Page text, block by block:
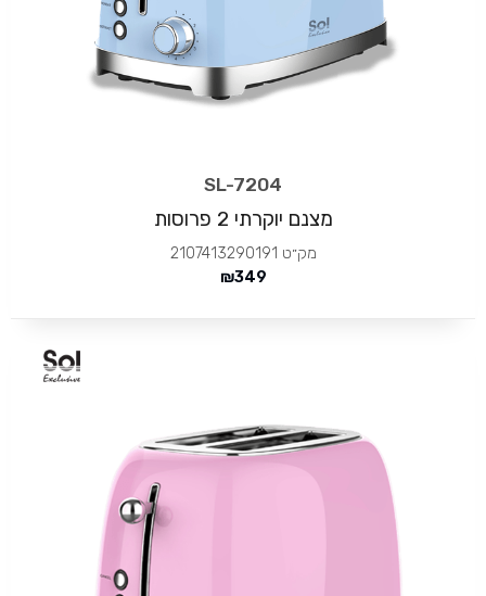
SL-7204
מצנם יוקרתי 2 פרוסות
מק״ט 2107413290191
349
₪